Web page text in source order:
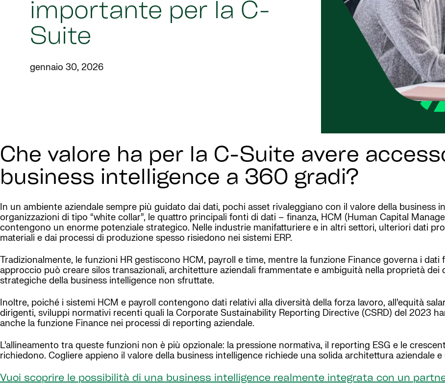
importante per la C-
Suite
gennaio 30, 2026
Che valore ha per la C-Suite avere
business intelligence a 360 gradi?
In un ambiente aziendale sempre più guidato dai dati, pochi asset rivaleggiano con il valore della business
organizzazioni di tipo “white collar”, le quattro principali fonti di dati – finanza, HCM (Human Capital
contengono un enorme potenziale strategico. Nelle industrie manifatturiere e in altri settori, ulteriori dati
materiali e dai processi di produzione spesso risiedono nei sistemi ERP.
Tradizionalmente, le funzioni HR gestiscono HCM, payroll e time, mentre la funzione Finance governa i dati
approccio può creare silos transazionali, architetture aziendali frammentate e ambiguità nella proprietà
strategiche della business intelligence non sfruttate.
Inoltre, poiché i sistemi HCM e payroll contengono dati relativi alla diversità della forza lavoro, all’equità
dirigenti, sviluppi normativi recenti quali la Corporate Sustainability Reporting Directive (CSRD) del 2023
anche la funzione Finance nei processi di reporting aziendale.
L’allineamento tra queste funzioni non è più opzionale: la pressione normativa, il reporting ESG e le
richiedono. Cogliere appieno il valore della business intelligence richiede una solida architettura aziendale
Vuoi scoprire le possibilità di una business intelligence realmente integrata con un